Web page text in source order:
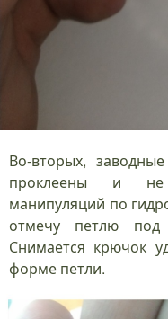
Во-вторых,
проклеены и не
манипуляций по
отмечу петлю под
Снимается крючок
форме петли.